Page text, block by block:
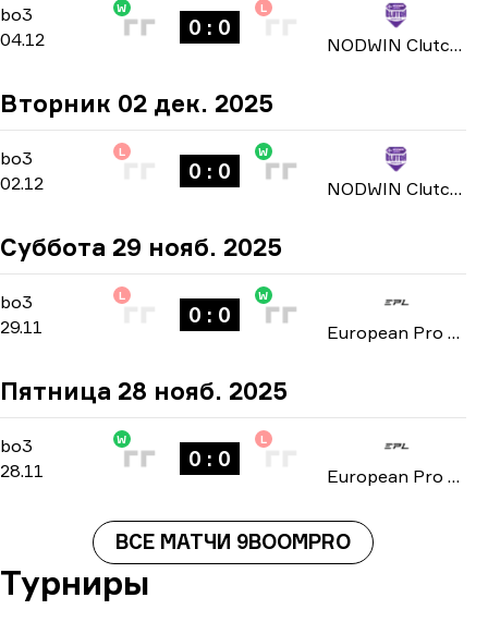
bo3 Group Stage
bo3
04.12
W
0 : 0
L
NODWIN Clutch Series: Season 3 2025
Вторник 02 дек. 2025
bo3 Group Stage
bo3
02.12
L
0 : 0
W
NODWIN Clutch Series: Season 3 2025
Суббота 29 нояб. 2025
bo3 -bo3
29.11
L
0 : 0
W
European Pro League: Series 3 2025
Пятница 28 нояб. 2025
bo3 -bo3
28.11
W
0 : 0
L
European Pro League: Series 3 2025
ВСЕ МАТЧИ 9BOOMPRO
Турниры